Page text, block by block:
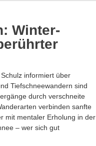
Winter-
informiert über
Tiefschneewandern sind
durch verschneite
verbinden sanfte
mit mentaler Erholung in der
– wer sich gut